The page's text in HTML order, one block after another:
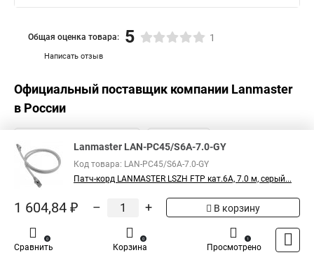
Написать отзыв
Общая оценка товара: 5 1
Официальный поставщик компании Lanmaster
в России
Lanmaster LAN-PC45/S6A-7.0-GY
Код товара: LAN-PC45/S6A-7.0-GY
Патч-корд LANMASTER LSZH FTP кат.6A, 7.0 м, серый...
1 604,84 ₽ – + В корзину
Сравнить
0
Корзина
0
Просмотрено
1